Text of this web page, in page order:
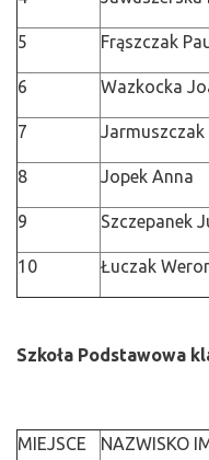
5 Frąszczak
6 Wazkocka
7
8 Jopek Anna
9 Szczepanek
10 Łuczak
Szkoła Podstawowa
MIEJSCE NAZWISKO